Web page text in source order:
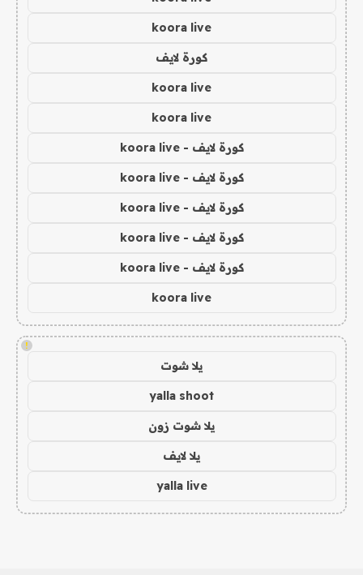
koora live
كورة لايف
koora live
koora live
كورة لايف - koora live
كورة لايف - koora live
كورة لايف - koora live
كورة لايف - koora live
كورة لايف - koora live
koora live
!
يلا شوت
yalla shoot
يلا شوت زون
يلا لايف
yalla live